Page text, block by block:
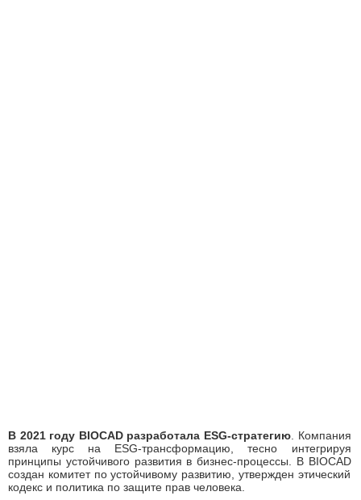
В 2021 году BIOCAD разработала ESG-стратегию. Компания
взяла курс на ESG-трансформацию, тесно интегрируя
принципы устойчивого развития в бизнес-процессы. В BIOCAD
создан комитет по устойчивому развитию, утвержден этический
кодекс и политика по защите прав человека.